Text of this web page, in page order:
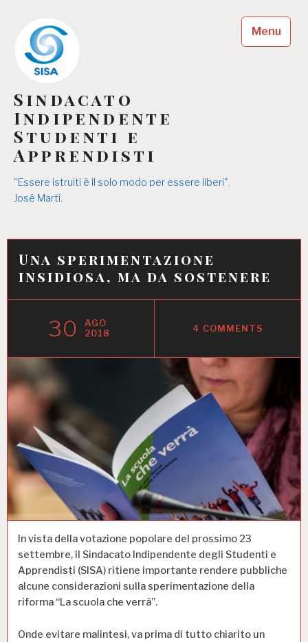
content
Sindacato
Indipendente
Studenti e
Apprendisti
"Essere istruiti è il solo modo per essere liberi".
José Martì.
Menu
Una sperimentazione
insidiosa, ma da sostenere
30
AGO
2018
4 COMMENTS
In vista della votazione popolare del prossimo 23
settembre, il Sindacato Indipendente degli Studenti e
Apprendisti (SISA) ritiene importante rendere pubbliche
alcune considerazioni sulla sperimentazione della
riforma “La scuola che verrà”.
Onde evitare malintesi, va prima di tutto chiarito un